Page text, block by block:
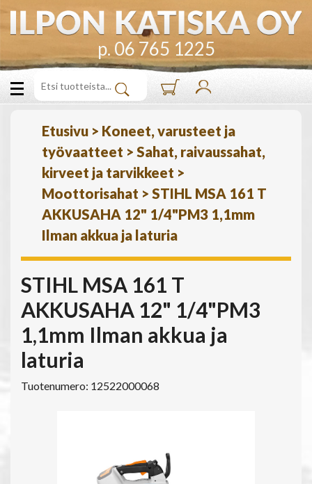
p. 06 765 1225
Etusivu > Koneet, varusteet ja
työvaatteet > Sahat, raivaussahat,
kirveet ja tarvikkeet >
Moottorisahat > STIHL MSA 161 T
AKKUSAHA 12" 1/4"PM3 1,1mm
Ilman akkua ja laturia
STIHL MSA 161 T
AKKUSAHA 12" 1/4"PM3
1,1mm Ilman akkua ja
laturia
Tuotenumero: 12522000068